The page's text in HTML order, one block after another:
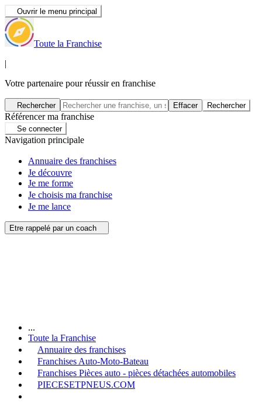
Ouvrir le menu principal
Toute la Franchise
|
Votre partenaire pour réussir en franchise
Rechercher Effacer Rechercher
Référencer ma franchise
Se connecter
Navigation principale
Annuaire des franchises
Je découvre
Je me forme
Je choisis ma franchise
Je me lance
Etre rappelé par un coach
...
Toute la Franchise
Annuaire des franchises
Franchises Auto-Moto-Bateau
Franchises Pièces auto - pièces détachées automobiles
PIECESETPNEUS.COM